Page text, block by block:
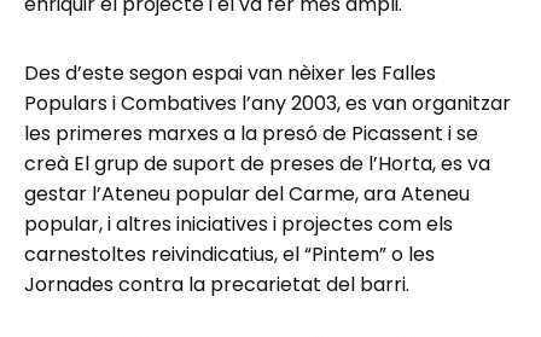
Des d’este segon espai van nèixer les Falles
Populars i Combatives l’any 2003, es van organitzar
les primeres marxes a la presó de Picassent i se
creà El grup de suport de preses de l’Horta, es va
gestar l’Ateneu popular del Carme, ara Ateneu
popular, i altres iniciatives i projectes com els
carnestoltes reivindicatius, el “Pintem” o les
Jornades contra la precarietat del barri.